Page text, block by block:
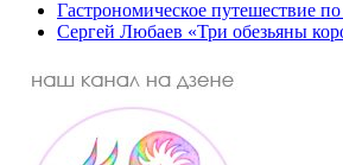
Гастрономическое путешествие
Сергей Любаев «Три обезьяны